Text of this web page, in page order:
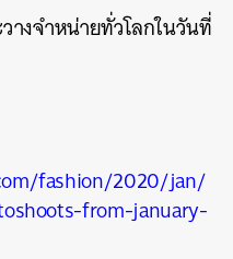
างจำหน่ายทั่วโลกในวันที่
fashion/2020/jan/
from-january-